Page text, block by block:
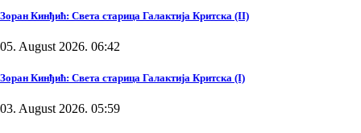
Зоран Кинђић: Света старица Галактија Критска (II)
05. August 2026. 06:42
Зоран Кинђић: Света старица Галактија Критска (I)
03. August 2026. 05:59